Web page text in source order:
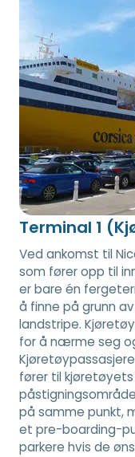
Terminal 1
Ved ankomst til
som fører opp til
er bare én
å finne på grunn
landstripe.
for å nærme seg
fører til kjøretøyets
på samme punkt,
et pre-boarding-
parkere hvis de